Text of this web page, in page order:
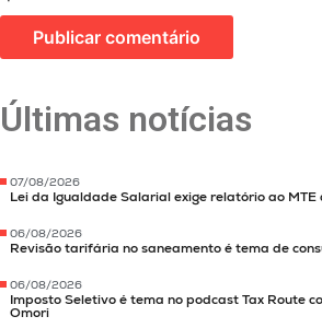
Últimas notícias
07/08/2026
Lei da Igualdade Salarial exige relatório ao
06/08/2026
Revisão tarifária no saneamento é tema de
06/08/2026
Imposto Seletivo é tema no podcast Tax Route
Omori